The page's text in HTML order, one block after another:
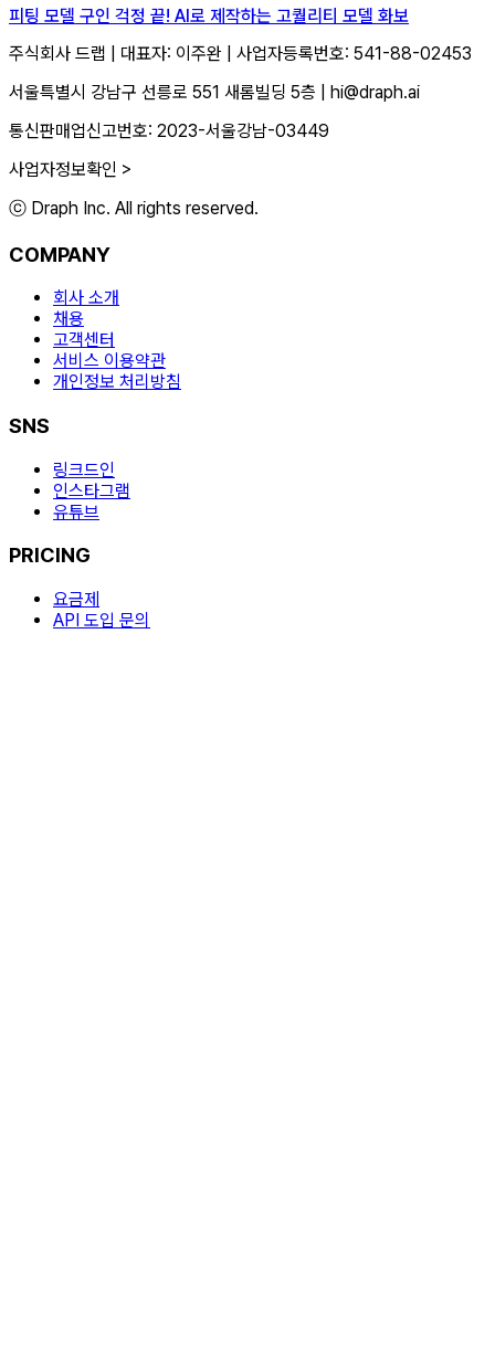
피팅 모델 구인 걱정 끝! AI로 제작하는 고퀄리티 모델 화보
주식회사 드랩
대표자: 이주완
사업자등록번호: 541-88-02453
서울특별시 강남구 선릉로 551 새롬빌딩 5층
hi@draph.ai
통신판매업신고번호: 2023-서울강남-03449
사업자정보확인 >
ⓒ Draph Inc. All rights reserved.
COMPANY
회사 소개
채용
고객센터
서비스 이용약관
개인정보 처리방침
SNS
링크드인
인스타그램
유튜브
PRICING
요금제
API 도입 문의